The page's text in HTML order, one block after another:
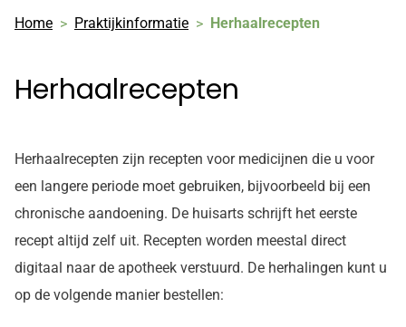
Home Praktijkinformatie Herhaalrecepten
Herhaalrecepten
Herhaalrecepten zijn recepten voor medicijnen die u voor
een langere periode moet gebruiken, bijvoorbeeld bij een
chronische aandoening. De huisarts schrijft het eerste
recept altijd zelf uit. Recepten worden meestal direct
digitaal naar de apotheek verstuurd. De herhalingen kunt u
op de volgende manier bestellen: